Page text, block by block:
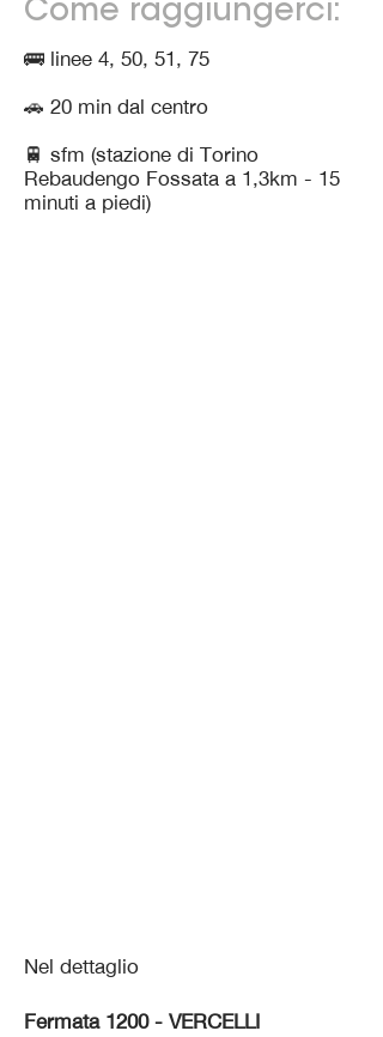
Come raggiungerci:
🚌 linee 4, 50, 51, 75
🚗 20 min dal centro
🚆 sfm (stazione di Torino
Rebaudengo Fossata a 1,3km - 15
minuti a piedi)
Nel dettaglio
Fermata 1200 - VERCELLI